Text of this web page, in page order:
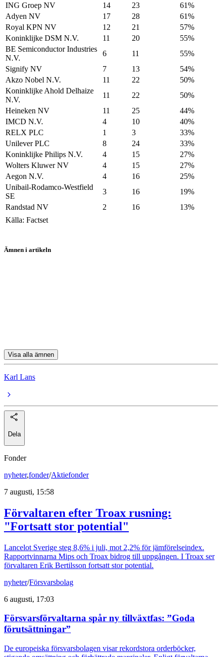
ING Groep NV
14 23
61%
Adyen NV
17 28
61%
Royal KPN NV
12 21
57%
Koninklijke DSM N.V.
11 20
55%
BE Semiconductor Industries
N.V.
6 11
55%
Signify NV
7 13
54%
Akzo Nobel N.V.
11 22
50%
Koninklijke Ahold Delhaize
N.V.
11 22
50%
Heineken NV
11 25
44%
IMCD N.V.
4 10
40%
RELX PLC
1 3
33%
Unilever PLC
8 24
33%
Koninklijke Philips N.V.
4 15
27%
Wolters Kluwer NV
4 15
27%
Aegon N.V.
4 16
25%
Unibail-Rodamco-Westfield
SE
3 16
19%
Randstad NV
2 16
13%
Källa: Factset
Ämnen i artikeln
Visa alla ämnen
Karl Lans
Dela
Fonder
nyheter,fonder/Aktiefonder
7 augusti, 15:58
Förvaltaren efter Troax rusning:
"Fortsatt stor potential"
Lancelot Sverige steg 8,6% i juli, mot 2,2% för jämförelseindex.
Rapportvinnarna Mips och Troax bidrog till uppgången. I Troax ser
förvaltaren Erik Bertilsson fortsatt stor potential.
nyheter/Försvarsbolag
6 augusti, 17:03
Försvarsförvaltarna spår ny tillväxtfas: ”Goda
förutsättningar”
De europeiska försvarsbolagen visar rekordstora orderböcker,